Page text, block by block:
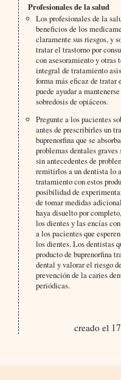
Profesionales de la salud
Los profesionales de la
beneficios de los
claramente sus riesgos, y
tratar el trastorno por
con asesoramiento y otras
integral de tratamiento
forma más eficaz de tratar
puede ayudar a
sobredosis de opiáceos.
Pregunte a los pacientes
antes de prescribirles un
buprenorfina que se
problemas dentales
sin antecedentes de
remitirlos a un dentista lo
tratamiento con estos
posibilidad de
de tomar medidas
haya disuelto por
los dientes y las encías
a los pacientes que
los dientes. Los dentistas
producto de buprenorfina
dental y valorar el riesgo
prevención de la caries
periódicas.
creado el